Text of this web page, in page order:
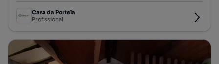
Casa da Portela
Profissional